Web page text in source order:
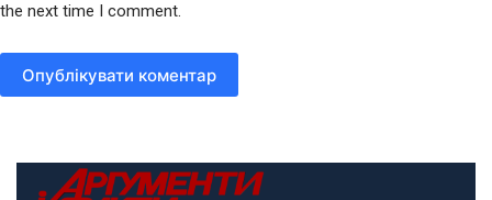
the next time I comment.
Опублікувати коментар